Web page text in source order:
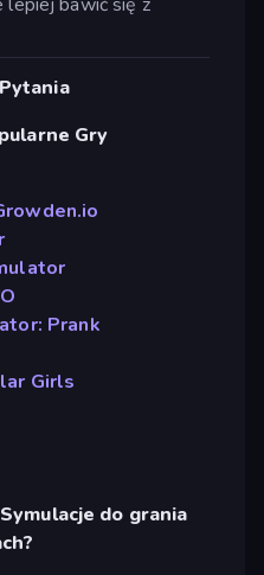
Gry
Prank
Girls
do grania